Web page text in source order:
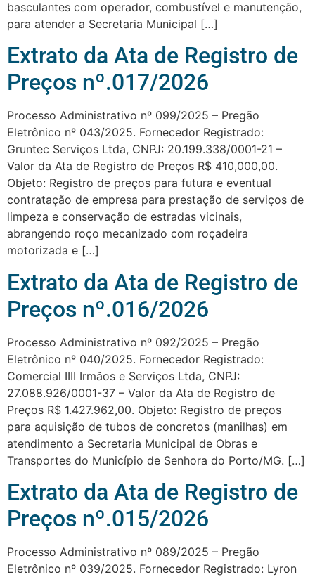
basculantes com operador, combustível e manutenção,
para atender a Secretaria Municipal […]
Extrato da Ata de Registro de
Preços nº.017/2026
Processo Administrativo nº 099/2025 – Pregão
Eletrônico nº 043/2025. Fornecedor Registrado:
Gruntec Serviços Ltda, CNPJ: 20.199.338/0001-21 –
Valor da Ata de Registro de Preços R$ 410,000,00.
Objeto: Registro de preços para futura e eventual
contratação de empresa para prestação de serviços de
limpeza e conservação de estradas vicinais,
abrangendo roço mecanizado com roçadeira
motorizada e […]
Extrato da Ata de Registro de
Preços nº.016/2026
Processo Administrativo nº 092/2025 – Pregão
Eletrônico nº 040/2025. Fornecedor Registrado:
Comercial IIII Irmãos e Serviços Ltda, CNPJ:
27.088.926/0001-37 – Valor da Ata de Registro de
Preços R$ 1.427.962,00. Objeto: Registro de preços
para aquisição de tubos de concretos (manilhas) em
atendimento a Secretaria Municipal de Obras e
Transportes do Município de Senhora do Porto/MG. […]
Extrato da Ata de Registro de
Preços nº.015/2026
Processo Administrativo nº 089/2025 – Pregão
Eletrônico nº 039/2025. Fornecedor Registrado: Lyron